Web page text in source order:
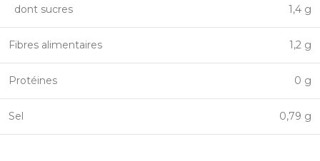
dont sucres 1,4 g
Fibres alimentaires 1,2 g
Protéines 0 g
Sel 0,79 g